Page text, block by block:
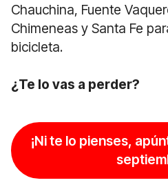
Chauchina, Fuente
Chimeneas y Santa Fe
bicicleta.
¿Te lo vas a perder?
¡Ni te lo pienses,